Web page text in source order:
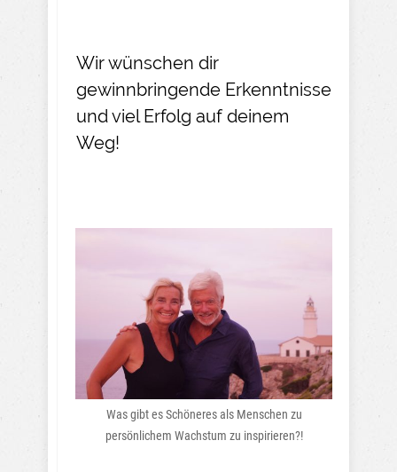
Wir wünschen dir
gewinnbringende Erkenntnisse
und viel Erfolg auf deinem
Weg!
Was gibt es Schöneres als Menschen zu
persönlichem Wachstum zu inspirieren?!